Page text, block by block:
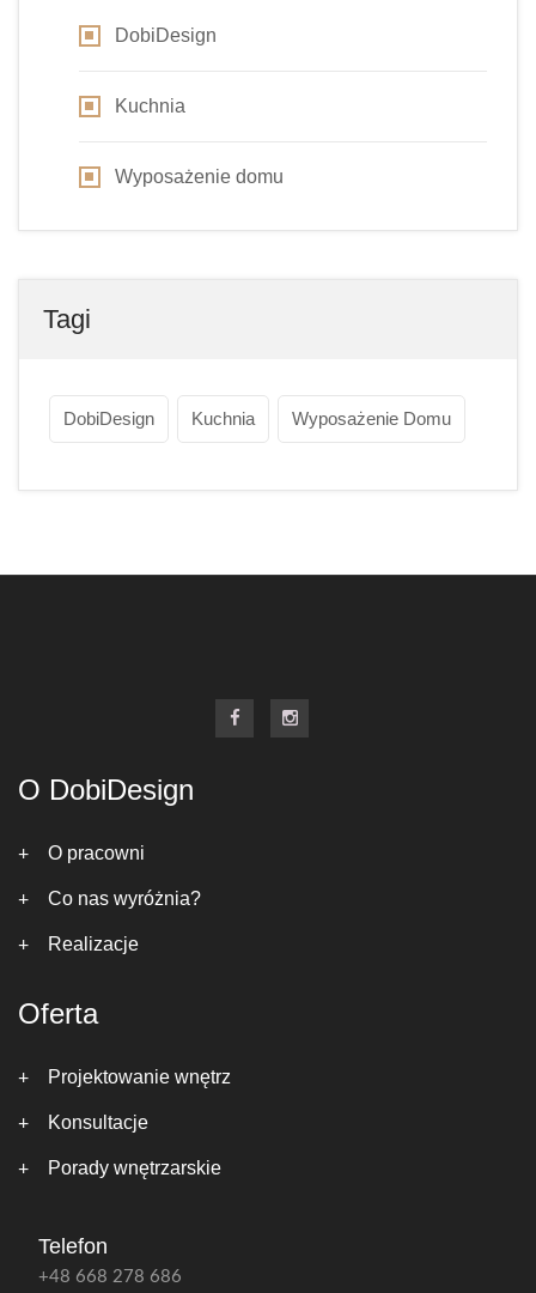
DobiDesign
Kuchnia
Wyposażenie domu
Tagi
DobiDesign Kuchnia Wyposażenie Domu
O DobiDesign
O pracowni
Co nas wyróżnia?
Realizacje
Oferta
Projektowanie wnętrz
Konsultacje
Porady wnętrzarskie
Telefon
+48 668 278 686